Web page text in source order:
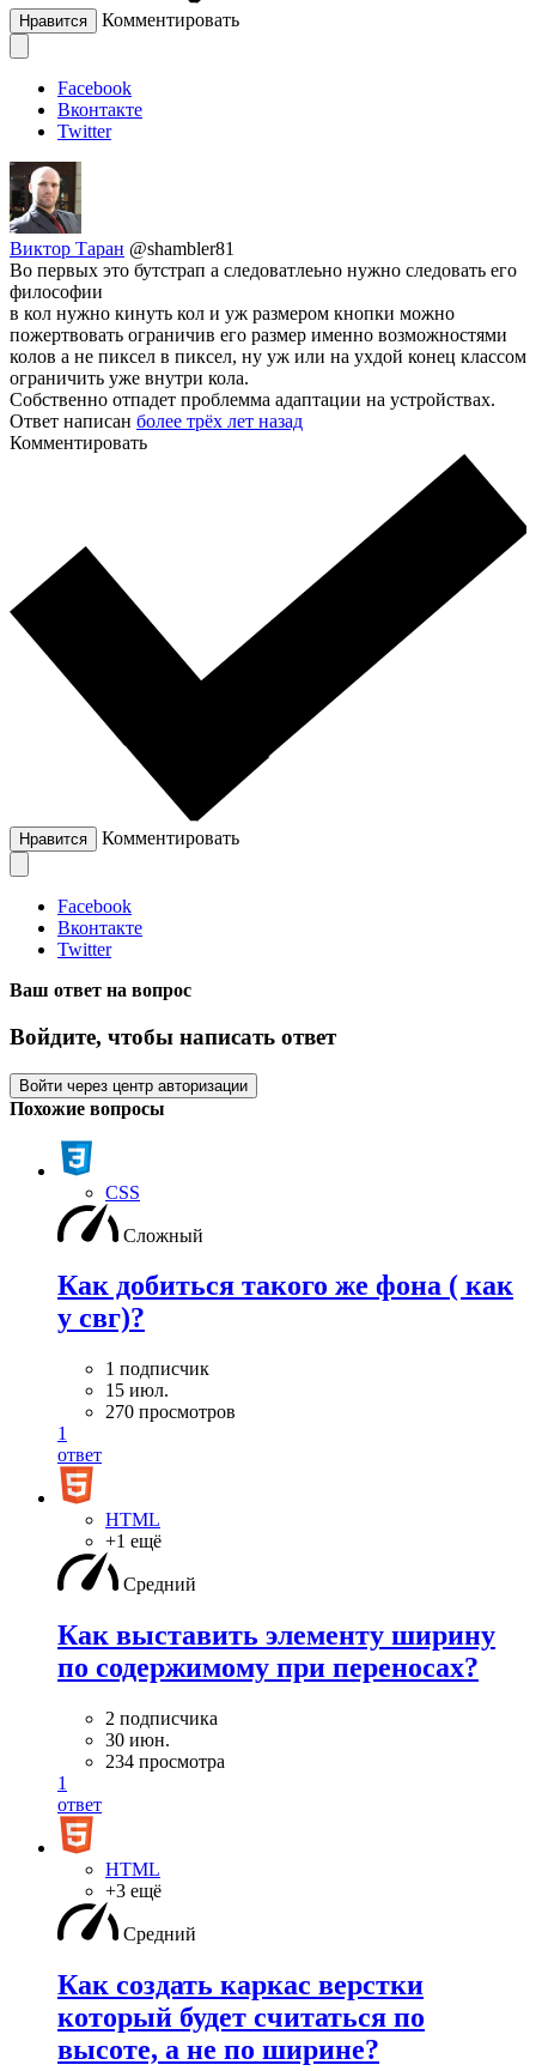
Нравится Комментировать
Facebook
Вконтакте
Twitter
Виктор Таран @shambler81
Во первых это бутстрап а следоватлеьно нужно следовать его
философии
в кол нужно кинуть кол и уж размером кнопки можно
пожертвовать ограничив его размер именно возможностями
колов а не пиксел в пиксел, ну уж или на ухдой конец классом
ограничить уже внутри кола.
Собственно отпадет проблемма адаптации на устройствах.
Ответ написан более трёх лет назад
Комментировать
Нравится Комментировать
Facebook
Вконтакте
Twitter
Ваш ответ на вопрос
Войдите, чтобы написать ответ
Войти через центр авторизации
Похожие вопросы
CSS
Сложный
Как добиться такого же фона ( как
у свг)?
1 подписчик
15 июл.
270 просмотров
1
ответ
HTML
+1 ещё
Средний
Как выставить элементу ширину
по содержимому при переносах?
2 подписчика
30 июн.
234 просмотра
1
ответ
HTML
+3 ещё
Средний
Как создать каркас верстки
который будет считаться по
высоте, а не по ширине?